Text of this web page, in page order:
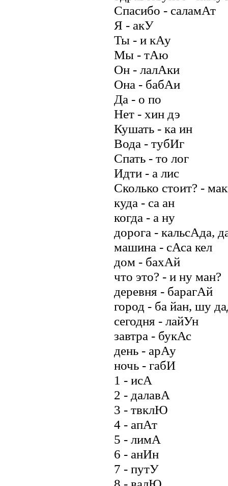
Спасибо - саламАт
Я - акУ
Ты - и кАу
Мы - тАю
Он - лалАки
Она - бабАи
Да - о по
Нет - хин дэ
Кушать - ка ин
Вода - тубИг
Спать - то лог
Идти - а лис
Сколько стоит? -
куда - са ан
когда - а ну
дорога - кальсАда,
машина - сАса кел
дом - бахАй
что это? - и ну ман?
деревня - барагАй
город - ба йан, шу
сегодня - лайУн
завтра - букАс
день - арАу
ночь - габИ
1 - исА
2 - далавА
3 - твклЮ
4 - апАт
5 - лимА
6 - анИн
7 - путУ